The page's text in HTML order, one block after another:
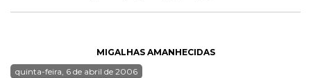
MIGALHAS AMANHECIDAS
quinta-feira, 6 de abril de 2006